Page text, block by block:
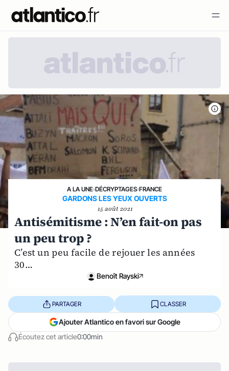
A LA UNE›DÉCRYPTAGES›FRANCE
GARDONS LES YEUX OUVERTS
15 août 2021
Antisémitisme : N’en fait-on pas
un peu trop ?
C’est un peu facile de rejouer les années
30…
Benoît Rayski
Écoutez cet article0:00min
PARTAGER CLASSER
Ajouter Atlantico en favori sur Google